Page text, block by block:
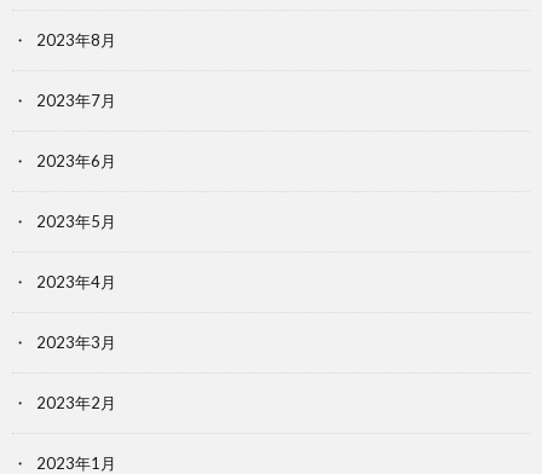
2023年8月
2023年7月
2023年6月
2023年5月
2023年4月
2023年3月
2023年2月
2023年1月